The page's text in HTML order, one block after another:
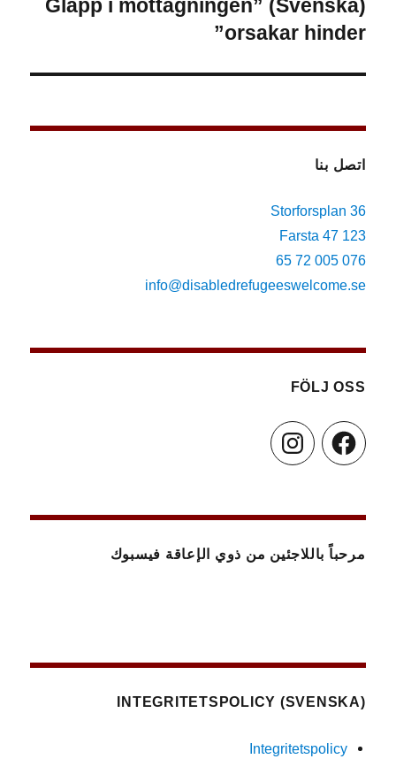
المقالة
التالية:
(Svenska) ”Glapp i mottagningen
orsakar hinder”
اتصل بنا
Storforsplan 36
123 47 Farsta
076 005 72 65
info@disabledrefugeeswelcome.se
FÖLJ OSS
Facebook
Instagram
مرحباً باللاجئين من ذوي الإعاقة فيسبوك
(SVENSKA) INTEGRITETSPOLICY
Integritetspolicy